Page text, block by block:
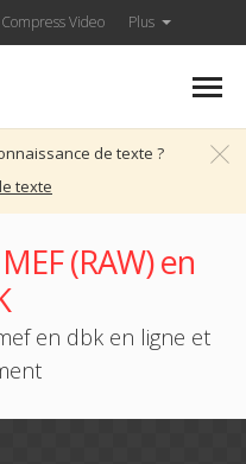
Compress Video Plus
de texte ?
texte
(RAW) en
en dbk en ligne et